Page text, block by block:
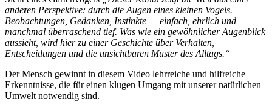
anderen Perspektive: durch die Augen eines kleinen Vogels.
Beobachtungen, Gedanken, Instinkte — einfach, ehrlich und
manchmal überraschend tief. Was wie ein gewöhnlicher Augenblick
aussieht, wird hier zu einer Geschichte über Verhalten,
Entscheidungen und die unsichtbaren Muster des Alltags.“
Der Mensch gewinnt in diesem Video lehrreiche und hilfreiche
Erkenntnisse, die für einen klugen Umgang mit unserer natürlichen
Umwelt notwendig sind.